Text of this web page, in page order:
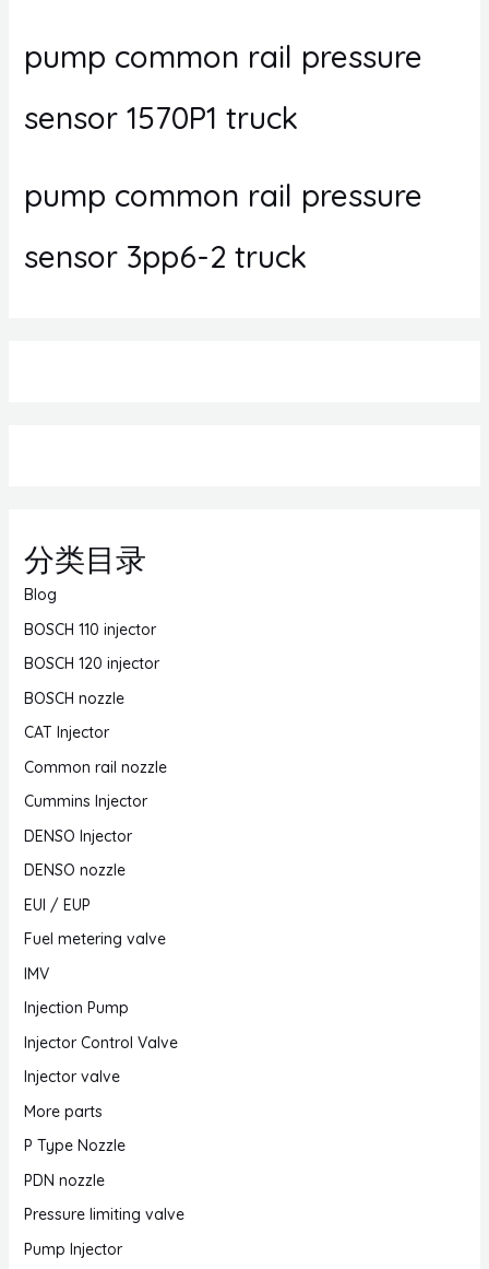
pump common rail pressure
sensor 1570P1 truck
pump common rail pressure
sensor 3pp6-2 truck
分类目录
Blog
BOSCH 110 injector
BOSCH 120 injector
BOSCH nozzle
CAT Injector
Common rail nozzle
Cummins Injector
DENSO Injector
DENSO nozzle
EUI / EUP
Fuel metering valve
IMV
Injection Pump
Injector Control Valve
Injector valve
More parts
P Type Nozzle
PDN nozzle
Pressure limiting valve
Pump Injector